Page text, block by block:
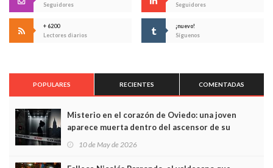
Seguidores
Seguidores
+ 6200
Lectores diarios
¡nuevo!
Síguenos
POPULARES RECIENTES COMENTADAS
Misterio en el corazón de Oviedo: una joven
aparece muerta dentro del ascensor de su
edificio y las cámaras captan sus últimos minutos
10 de May de 2026